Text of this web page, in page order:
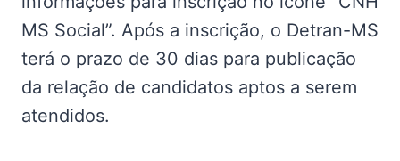
MS Social”. Após a inscrição, o Detran-MS
terá o prazo de 30 dias para publicação
da relação de candidatos aptos a serem
atendidos.